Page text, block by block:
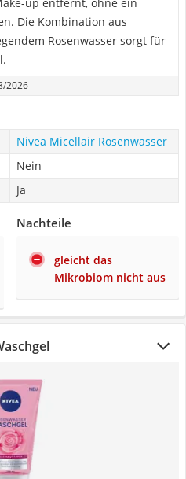
Die Kombination aus
Rosenwasser sorgt für
2026
Nivea Micellair Rosenwasser
Nein
Ja
Nachteile
gleicht das
Mikrobiom nicht aus